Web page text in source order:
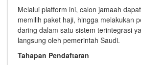
Melalui platform ini, calon jamaah
memilih paket haji, hingga melakukan
daring dalam satu sistem terintegrasi
langsung oleh pemerintah Saudi.
Tahapan Pendaftaran